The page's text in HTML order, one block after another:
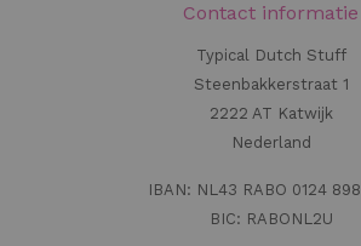
Contact informatie
Typical Dutch Stuff
Steenbakkerstraat 1
2222 AT Katwijk
Nederland
IBAN: NL43 RABO 0124
BIC: RABONL2U